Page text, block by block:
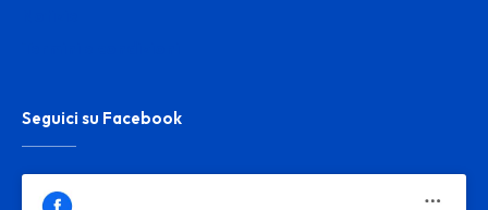
Seguici su Facebook